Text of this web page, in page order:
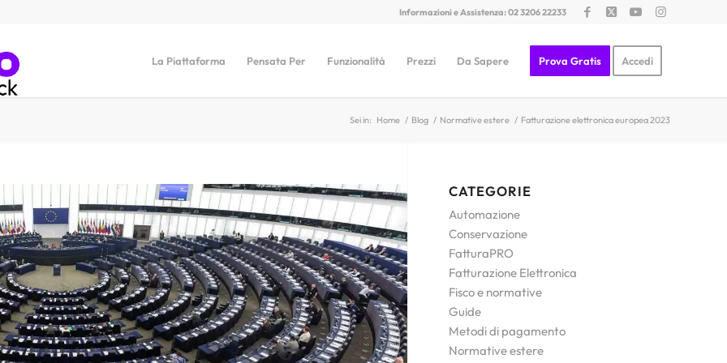
Informazioni e Assistenza: 02 3206 22233
La Piattaforma Pensata Per Funzionalità Prezzi Da Sapere Prova Gratis Accedi
Sei in: Home / Blog / Normative estere / Fatturazione elettronica europea 2023
CATEGORIE
Automazione
Conservazione
FatturaPRO
Fatturazione Elettronica
Fisco e normative
Guide
Metodi di pagamento
Normative estere